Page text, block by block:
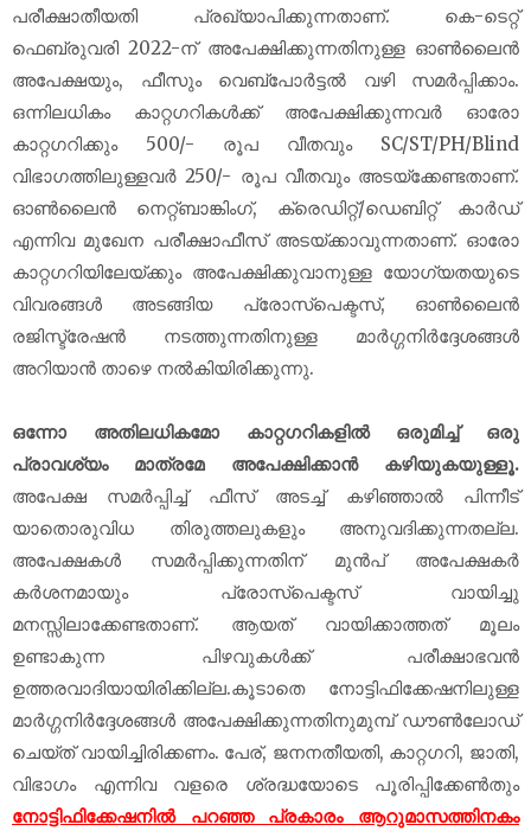
പരീക്ഷാതീയതി പ്രഖ്യാപിക്കുന്നതാണ്. കെ-ടെറ്റ്
ഫെബ്രുവരി 2022-ന് അപേക്ഷിക്കുന്നതിനുള്ള ഓണ്‍ലൈന്‍
അപേക്ഷയും, ഫീസും വെബ്പോര്‍ട്ടല്‍ വഴി സമര്‍പ്പിക്കാം.
ഒന്നിലധികം കാറ്റഗറികള്‍ക്ക് അപേക്ഷിക്കുന്നവര്‍ ഓരോ
കാറ്റഗറിക്കും 500/- രൂപ വീതവും SC/ST/PH/Blind
വിഭാഗത്തിലുള്ളവര്‍ 250/- രൂപ വീതവും അടയ്‌ക്കേണ്ടതാണ്.
ഓണ്‍ലൈന്‍ നെറ്റ്ബാങ്കിംഗ്, ക്രെഡിറ്റ്/ഡെബിറ്റ് കാര്‍ഡ്
എന്നിവ മുഖേന പരീക്ഷാഫീസ് അടയ്ക്കാവുന്നതാണ്. ഓരോ
കാറ്റഗറിയിലേയ്ക്കും അപേക്ഷിക്കുവാനുള്ള യോഗ്യതയുടെ
വിവരങ്ങള്‍ അടങ്ങിയ പ്രോസ്പെക്ടസ്, ഓണ്‍ലൈന്‍
രജിസ്ട്രേഷന്‍ നടത്തുന്നതിനുള്ള മാര്‍ഗ്ഗനിര്‍ദ്ദേശങ്ങള്‍
അറിയാൻ താഴെ നൽകിയിരിക്കുന്നു.
ഒന്നോ അതിലധികമോ കാറ്റഗറികളില്‍ ഒരുമിച്ച് ഒരു
പ്രാവശ്യം മാത്രമേ അപേക്ഷിക്കാന്‍ കഴിയുകയുള്ളൂ.
അപേക്ഷ സമര്‍പ്പിച്ച് ഫീസ് അടച്ച് കഴിഞ്ഞാല്‍ പിന്നീട്
യാതൊരുവിധ തിരുത്തലുകളും അനുവദിക്കുന്നതല്ല.
അപേക്ഷകൾ സമർപ്പിക്കുന്നതിന് മുൻപ് അപേക്ഷകർ
കർശനമായും പ്രോസ്പെക്ടസ് വായിച്ചു
മനസ്സിലാക്കേണ്ടതാണ്. ആയത് വായിക്കാത്തത് മൂലം
ഉണ്ടാകുന്ന പിഴവുകൾക്ക് പരീക്ഷാഭവൻ
ഉത്തരവാദിയായിരിക്കില്ല.കൂടാതെ നോട്ടിഫിക്കേഷനിലുള്ള
മാര്‍ഗ്ഗനിര്‍ദ്ദേശങ്ങള്‍ അപേക്ഷിക്കുന്നതിനുമുമ്പ് ഡൗണ്‍ലോഡ്
ചെയ്ത് വായിച്ചിരിക്കണം. പേര്, ജനനതീയതി, കാറ്റഗറി, ജാതി,
വിഭാഗം എന്നിവ വളരെ ശ്രദ്ധയോടെ പൂരിപ്പിക്കേണ്‍തും
നോട്ടിഫിക്കേഷനില്‍ പറഞ്ഞ പ്രകാരം ആറുമാസത്തിനകം